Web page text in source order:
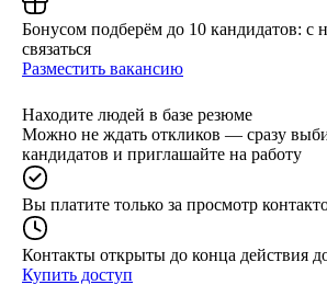
Бонусом подберём до 10 кандидатов: с
связаться
Разместить вакансию
Находите людей в базе резюме
Можно не ждать откликов — сразу
кандидатов и приглашайте на работу
Вы платите только за просмотр
Контакты открыты до конца действия
Купить доступ